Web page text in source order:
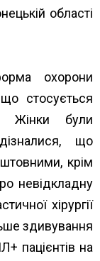
області
охорони
стосується
Жінки були
що
крім
невідкладну
хірургії
здивування
пацієнтів на